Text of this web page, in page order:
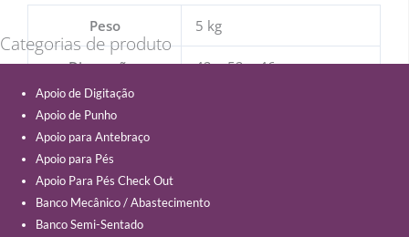
Peso 5 kg
Dimensões 42 × 52 × 46 cm
Categorias de produto
Apoio de Digitação
Apoio de Punho
Apoio para Antebraço
Apoio para Pés
Apoio Para Pés Check Out
Banco Mecânico / Abastecimento
Banco Semi-Sentado